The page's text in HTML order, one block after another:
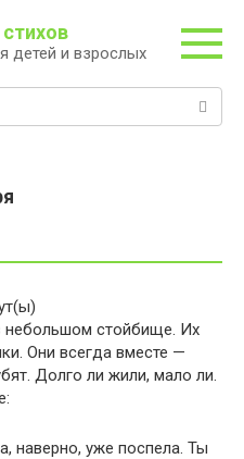
детей и взрослых
небольшом стойбище. Их
Они всегда вместе —
Долго ли жили, мало ли.
наверно, уже поспела. Ты